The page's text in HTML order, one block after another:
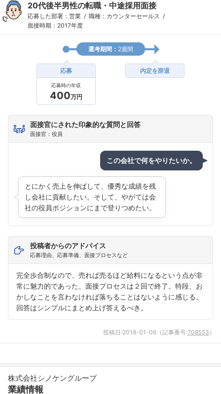
20代後半男性の転職・中途採用面接
応募した部署：営業
職種：カウンターセールス
面接時期：2017年度
選考期間： 2週間
応募
応募時の年収
400万円
内定を辞退
面接官にされた印象的な質問と回答
面接官：役員
この会社で何をやりたいか。
とにかく売上を伸ばして、優秀な成績を残
し会社に貢献したい。そして、やがては会
社の役員ポジションにまで登りつめたい。
投稿者からのアドバイス
応募理由、応募準備、面接プロセスなど
完全歩合制なので、売れば売るほど給料になるという点が非
常に魅力的であった。面接プロセスは２回で終了。特段、お
かしなことを言わなければ落ちることはないように感じる。
回答はシンプルにまとめ上げ答えるべき。
投稿日:2018-01-06 （記事番号:708553 ）
株式会社シノケングループ
業績情報